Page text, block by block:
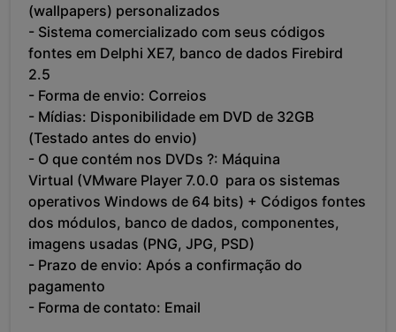
(wallpapers) personalizados
- Sistema comercializado com seus códigos
fontes em Delphi XE7, banco de dados Firebird
2.5
- Forma de envio: Correios
- Mídias: Disponibilidade em DVD de 32GB
(Testado antes do envio)
- O que contém nos DVDs ?: Máquina
Virtual (VMware Player 7.0.0 para os sistemas
operativos Windows de 64 bits) + Códigos fontes
dos módulos, banco de dados, componentes,
imagens usadas (PNG, JPG, PSD)
- Prazo de envio: Após a confirmação do
pagamento
- Forma de contato: Email